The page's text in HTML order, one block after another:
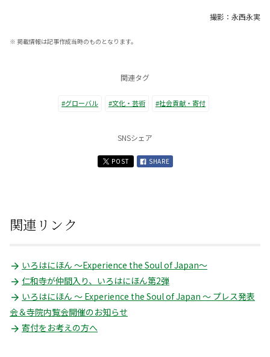
撮影：永西永実
※ 掲載情報は記事作成当時のものとなります。
関連タグ
#グローバル #文化・芸術 #社会貢献・寄付
SNSシェア
POST SHARE
関連リンク
いろはにほん ～Experience the Soul of Japan～
仁和寺が仲間入り、いろはにほん第2弾
いろはにほん 〜 Experience the Soul of Japan 〜 プレス発表
会＆寺院内覧会開催のお知らせ
寄付をお考えの方へ